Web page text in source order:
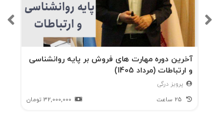
آخرین دوره مهارت های فروش بر پایه روانشناسی
و ارتباطات (مرداد 1405)
پرویز درگی
32,000,000 تومان